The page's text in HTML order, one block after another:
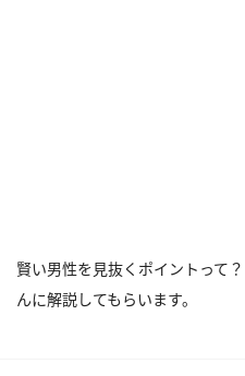
賢い男性を見抜くポイントって
んに解説してもらいます。